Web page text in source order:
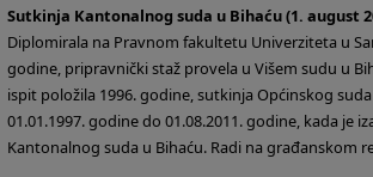
Sutkinja Kantonalnog suda u Bihaću (1. august
Diplomirala na Pravnom fakultetu Univerziteta u
godine, pripravnički staž provela u Višem sudu u
ispit položila 1996. godine, sutkinja Općinskog
01.01.1997. godine do 01.08.2011. godine, kada je
Kantonalnog suda u Bihaću. Radi na građanskom